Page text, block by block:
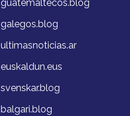
guatemaltecos.blog
galegos.blog
ultimasnoticias.ar
euskaldun.eus
svenskar.blog
balgari.blog